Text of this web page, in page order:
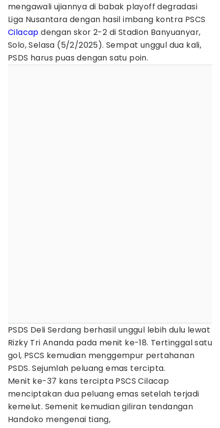
mengawali ujiannya di babak playoff degradasi
Liga Nusantara dengan hasil imbang kontra PSCS
Cilacap dengan skor 2-2 di Stadion Banyuanyar,
Solo, Selasa (5/2/2025). Sempat unggul dua kali,
PSDS harus puas dengan satu poin.
PSDS Deli Serdang berhasil unggul lebih dulu lewat
Rizky Tri Ananda pada menit ke-18. Tertinggal satu
gol, PSCS kemudian menggempur pertahanan
PSDS. Sejumlah peluang emas tercipta.
Menit ke-37 kans tercipta PSCS Cilacap
menciptakan dua peluang emas setelah terjadi
kemelut. Semenit kemudian giliran tendangan
Handoko mengenai tiang,